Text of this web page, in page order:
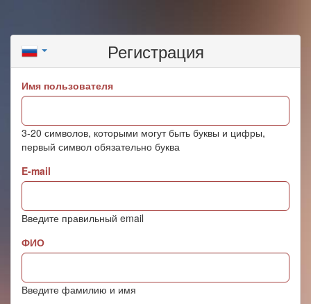
Регистрация
Имя пользователя
3-20 символов, которыми могут быть буквы и цифры,
первый символ обязательно буква
E-mail
Введите правильный email
ФИО
Введите фамилию и имя